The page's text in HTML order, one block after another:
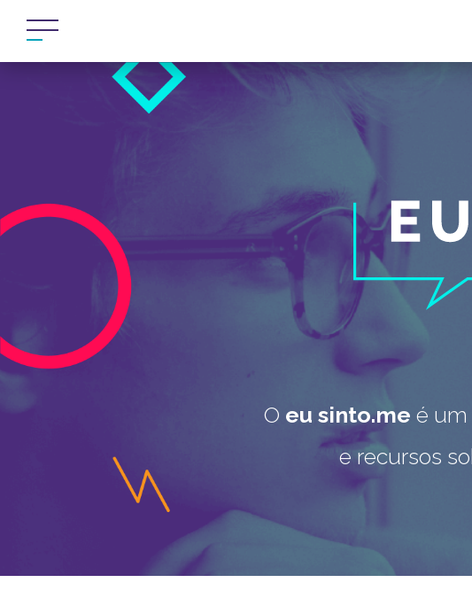
O eu sinto.me é um
e recursos